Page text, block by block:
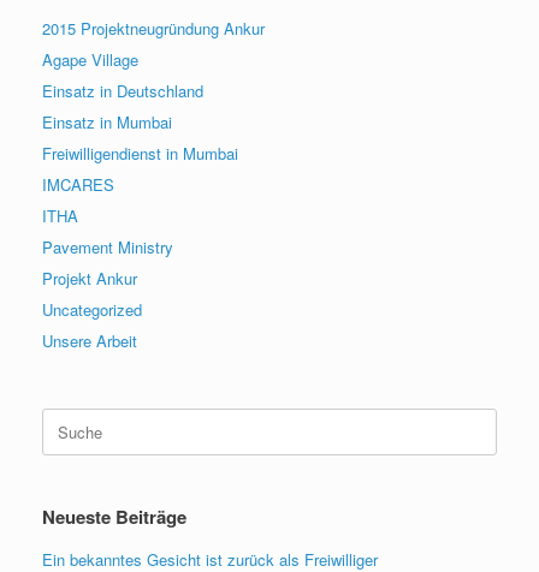
2015 Projektneugründung Ankur
Agape Village
Einsatz in Deutschland
Einsatz in Mumbai
Freiwilligendienst in Mumbai
IMCARES
ITHA
Pavement Ministry
Projekt Ankur
Uncategorized
Unsere Arbeit
Suche
nach:
Neueste Beiträge
Ein bekanntes Gesicht ist zurück als Freiwilliger